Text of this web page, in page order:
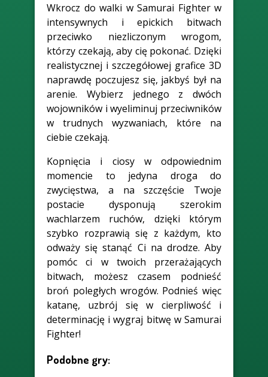
Wkrocz do walki w Samurai Fighter w
intensywnych i epickich bitwach
przeciwko niezliczonym wrogom,
którzy czekają, aby cię pokonać. Dzięki
realistycznej i szczegółowej grafice 3D
naprawdę poczujesz się, jakbyś był na
arenie. Wybierz jednego z dwóch
wojowników i wyeliminuj przeciwników
w trudnych wyzwaniach, które na
ciebie czekają.
Kopnięcia i ciosy w odpowiednim
momencie to jedyna droga do
zwycięstwa, a na szczęście Twoje
postacie dysponują szerokim
wachlarzem ruchów, dzięki którym
szybko rozprawią się z każdym, kto
odważy się stanąć Ci na drodze. Aby
pomóc ci w twoich przerażających
bitwach, możesz czasem podnieść
broń poległych wrogów. Podnieś więc
katanę, uzbrój się w cierpliwość i
determinację i wygraj bitwę w Samurai
Fighter!
Podobne gry: